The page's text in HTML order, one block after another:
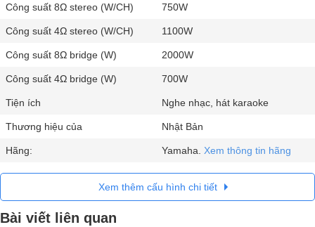
Công suất 8Ω stereo (W/CH) 750W
Công suất 4Ω stereo (W/CH) 1100W
Công suất 8Ω bridge (W) 2000W
Công suất 4Ω bridge (W) 700W
Tiện ích Nghe nhạc, hát karaoke
Thương hiệu của Nhật Bản
Hãng: Yamaha. Xem thông tin hãng
Xem thêm cấu hình chi tiết
Bài viết liên quan